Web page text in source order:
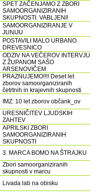
SPET ZAČENJAMO Z ZBORI
SAMOORGANIZIRANIH
SKUPNOSTI. VABLJENI!
SAMOORGANIZIRANJE V
JUNIJU
POSTAVILI MALO URBANO
DREVESNICO
ODZIV NA VEČEROV INTERVJU
Z ŽUPANOM SAŠO
ARSENOVIČEM
PRAZNUJEMO!!!! Deset let
zborov samoorganiziranih
četrtnih in krajevnih skupnosti
IMZ: 10 let zborov občank_ov
URESNIČITEV LJUDSKIH
ZAHTEV
APRILSKI ZBORI
SAMOORGANIZIRANIH
SKUPNOSTI
3. MARCA BOMO NA ŠTRAJKU
Zbori samoorganiziranih
skupnosti v marcu
Livada lab na obisku